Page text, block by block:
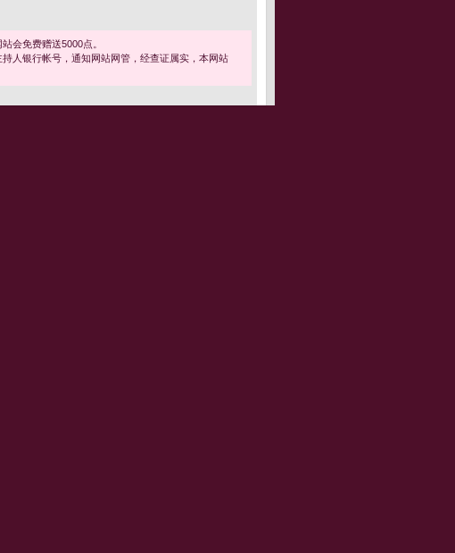
会免费赠送5000点。
人银行帐号，通知网站网管，经查证属实，本网站